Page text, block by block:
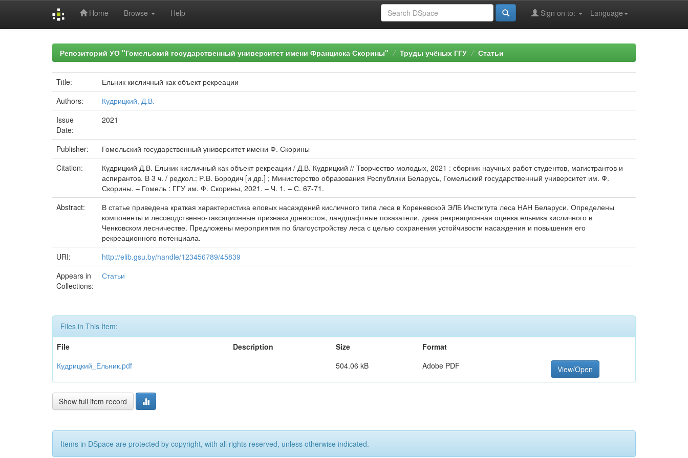
Home Browse Help Language
Sign on to:
Репозиторий УО "Гомельский государственный университет имени Франциска Скорины" Труды учёных ГГУ Статьи
Title:
Ельник кисличный как объект рекреации
Authors:
Кудрицкий, Д.В.
Issue
Date:
2021
Publisher:
Гомельский государственный университет имени Ф. Скорины
Citation:
Кудрицкий Д.В. Ельник кисличный как объект рекреации / Д.В. Кудрицкий // Творчество молодых, 2021 : сборник научных работ студентов, магистрантов и
аспирантов. В 3 ч. / редкол.: Р.В. Бородич [и др.] ; Министерство образования Республики Беларусь, Гомельский государственный университет им. Ф.
Скорины. – Гомель : ГГУ им. Ф. Скорины, 2021. – Ч. 1. – С. 67-71.
Abstract:
В статье приведена краткая характеристика еловых насаждений кисличного типа леса в Кореневской ЭЛБ Института леса НАН Беларуси. Определены
компоненты и лесоводственно-таксационные признаки древостоя, ландшафтные показатели, дана рекреационная оценка ельника кисличного в
Ченковском лесничестве. Предложены мероприятия по благоустройству леса с целью сохранения устойчивости насаждения и повышения его
рекреационного потенциала.
URI:
http://elib.gsu.by/handle/123456789/45839
Appears in
Collections:
Статьи
Files in This Item:
File
Description Size
Format
Кудрицкий_Ельник.pdf
504.06 kB Adobe PDF View/Open
Show full item record
Items in DSpace are protected by copyright, with all rights reserved, unless otherwise indicated.